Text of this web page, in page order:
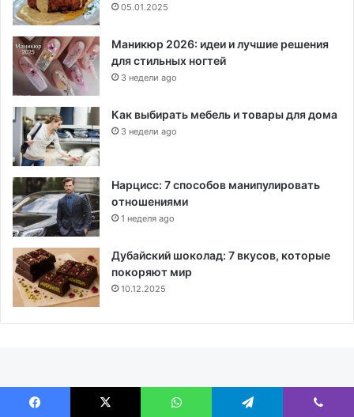
05.01.2025
Маникюр 2026: идеи и лучшие решения
для стильных ногтей
3 недели ago
Как выбирать мебель и товары для дома
3 недели ago
Нарцисс: 7 способов манипулировать
отношениями
1 неделя ago
Дубайский шоколад: 7 вкусов, которые
покоряют мир
10.12.2025